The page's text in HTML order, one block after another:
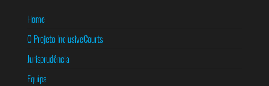
Home
O Projeto InclusiveCourts
Jurisprudência
Equipa